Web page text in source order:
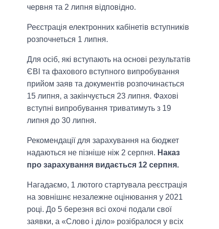
червня та 2 липня відповідно.
Реєстрація електронних кабінетів вступників
розпочнеться 1 липня.
Для осіб, які вступають на основі результатів
ЄВІ та фахового вступного випробування
прийом заяв та документів розпочинається
15 липня, а закінчується 23 липня. Фахові
вступні випробування триватимуть з 19
липня до 30 липня.
Рекомендації для зарахування на бюджет
надаються не пізніше ніж 2 серпня. Наказ
про зарахування видається 12 серпня.
Нагадаємо, 1 лютого стартувала реєстрація
на зовнішнє незалежне оцінювання у 2021
році. До 5 березня всі охочі подали свої
заявки, а «Слово і діло» розібралося у всіх